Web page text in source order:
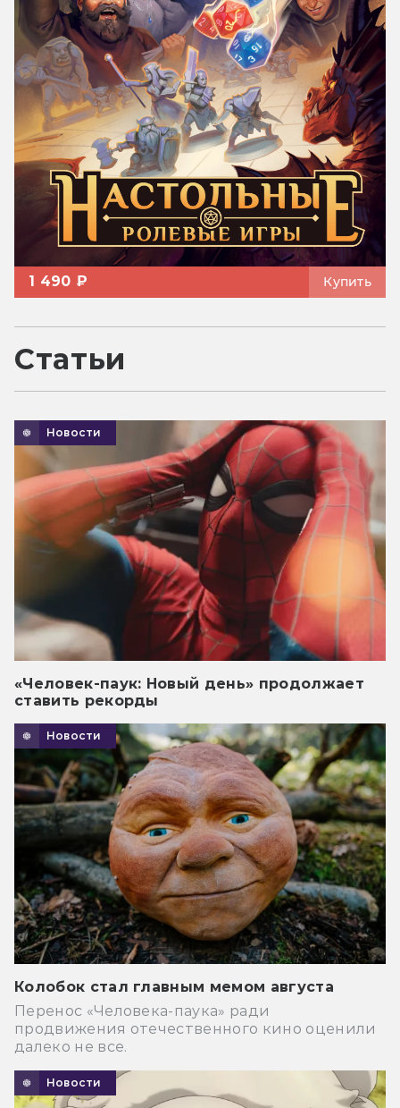
1 490 ₽ Купить
Статьи
Новости
«Человек-паук: Новый день» продолжает
ставить рекорды
Новости
Колобок стал главным мемом августа
Перенос «Человека-паука» ради
продвижения отечественного кино оценили
далеко не все.
Новости